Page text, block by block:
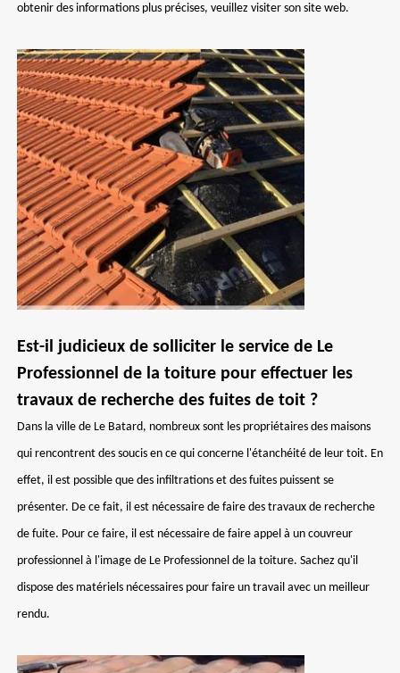
obtenir des informations plus précises, veuillez visiter son site web.
Est-il judicieux de solliciter le service de Le
Professionnel de la toiture pour effectuer les
travaux de recherche des fuites de toit ?
Dans la ville de Le Batard, nombreux sont les propriétaires des maisons
qui rencontrent des soucis en ce qui concerne l'étanchéité de leur toit. En
effet, il est possible que des infiltrations et des fuites puissent se
présenter. De ce fait, il est nécessaire de faire des travaux de recherche
de fuite. Pour ce faire, il est nécessaire de faire appel à un couvreur
professionnel à l'image de Le Professionnel de la toiture. Sachez qu'il
dispose des matériels nécessaires pour faire un travail avec un meilleur
rendu.